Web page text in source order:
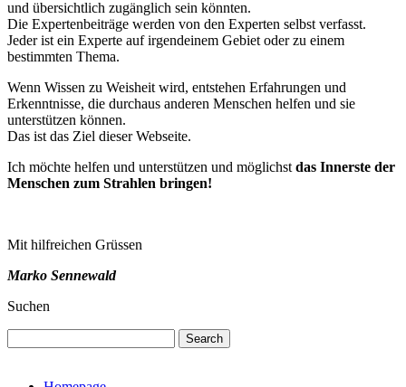
und übersichtlich zugänglich sein könnten.
Die Expertenbeiträge werden von den Experten selbst verfasst.
Jeder ist ein Experte auf irgendeinem Gebiet oder zu einem
bestimmten Thema.
Wenn Wissen zu Weisheit wird, entstehen Erfahrungen und
Erkenntnisse, die durchaus anderen Menschen helfen und sie
unterstützen können.
Das ist das Ziel dieser Webseite.
Ich möchte helfen und unterstützen und möglichst das Innerste der
Menschen zum Strahlen bringen!
Mit hilfreichen Grüssen
Marko Sennewald
Suchen
Search